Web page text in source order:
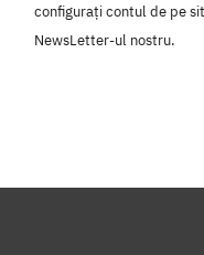
configurați contul de pe
NewsLetter-ul nostru.